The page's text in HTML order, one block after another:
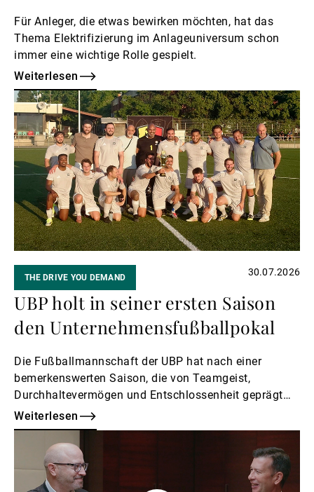
Für Anleger, die etwas bewirken möchten, hat das
Thema Elektrifizierung im Anlageuniversum schon
immer eine wichtige Rolle gespielt.
Weiterlesen
Weiterlesen
THE DRIVE YOU DEMAND 30.07.2026
UBP holt in seiner ersten Saison
den Unternehmensfußballpokal
Die Fußballmannschaft der UBP hat nach einer
bemerkenswerten Saison, die von Teamgeist,
Durchhaltevermögen und Entschlossenheit geprägt
war, den Titel in der Liga D der Meisterschaft der
Genfer Unternehmensfußballliga gewonnen.
Weiterlesen